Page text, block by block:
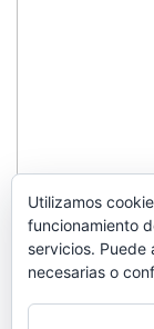
Utilizamos
funcionamiento
servicios. Puede
necesarias o